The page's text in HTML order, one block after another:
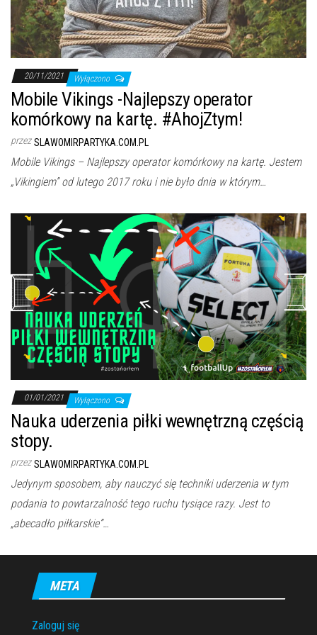
ę
20/11/2021 Wyłączono
Mobile Vikings -Najlepszy operator
komórkowy na kartę. #AhojZtym!
przez SLAWOMIRPARTYKA.COM.PL
Mobile Vikings – Najlepszy operator komórkowy na kartę. Jestem
„Vikingiem” od lutego 2017 roku i nie było dnia w którym…
01/01/2021 Wyłączono
Nauka uderzenia piłki wewnętrzną częścią
stopy.
przez SLAWOMIRPARTYKA.COM.PL
Jedynym sposobem, aby nauczyć się techniki uderzenia w tym
podania to powtarzalność tego ruchu tysiące razy. Jest to
„abecadło piłkarskie”…
META
Zaloguj się